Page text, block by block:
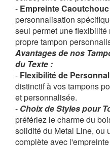
- Empreinte
personnalisation
seul permet une
propre tampon
Avantages de nos
du Texte :
- Flexibilité de
distinctif à vos tampons
et personnalisée.
- Choix de Styles pour
préfériez le charme du
solidité du Metal Line, ou
complète avec